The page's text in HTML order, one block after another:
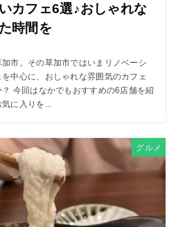
カフェ6選♪おしゃれな
時間を
市。その草加市ではいまリノベーシ
中心に、おしゃれな雰囲気のカフェ
今回はなかでもおすすめの6店舗を紹
に入りを...
グルメ